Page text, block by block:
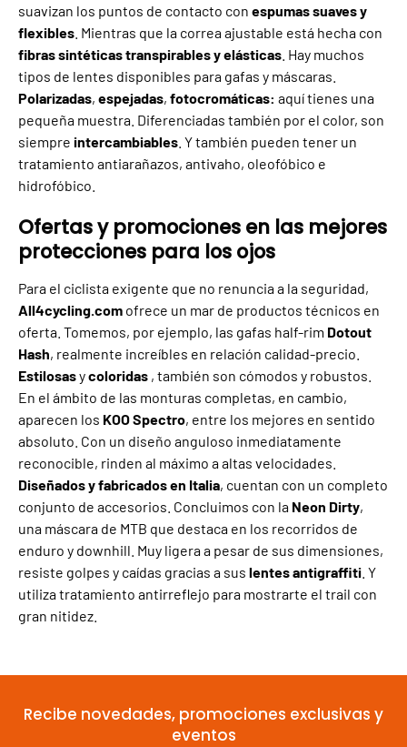
suavizan los puntos de contacto con espumas suavesy
flexibles . Mientras que la correa ajustable está hecha con
fibras sintéticas transpirables y elásticas . Hay muchos
tipos de lentes disponibles para gafas y máscaras.
Polarizadas, espejadas, fotocromáticas: aquí tienes una
pequeña muestra. Diferenciadas también por el color, son
siempre intercambiables . Y también pueden tener un
tratamiento antiarañazos, antivaho, oleofóbico e
hidrofóbico.
Ofertas y promociones en las mejores
protecciones para los ojos
Para el ciclista exigente que no renuncia a la seguridad,
All4cycling.com ofrece un mar de productos técnicos en
oferta. Tomemos, por ejemplo, las gafas half-rim Dotout
Hash, realmente increíbles en relación calidad-precio.
Estilosasycoloridas , también son cómodos y robustos.
En el ámbito de las monturas completas, en cambio,
aparecen los KOO Spectro, entre los mejores en sentido
absoluto. Con un diseño anguloso inmediatamente
reconocible, rinden al máximo a altas velocidades.
Diseñados y fabricados en Italia, cuentan con un completo
conjunto de accesorios. Concluimos con la Neon Dirty,
una máscara de MTB que destaca en los recorridos de
enduro y downhill. Muy ligera a pesar de sus dimensiones,
resiste golpes y caídas gracias a sus lentes antigraffiti . Y
utiliza tratamiento antirreflejo para mostrarte el trail con
gran nitidez.
Recibe novedades, promociones exclusivas y
eventos